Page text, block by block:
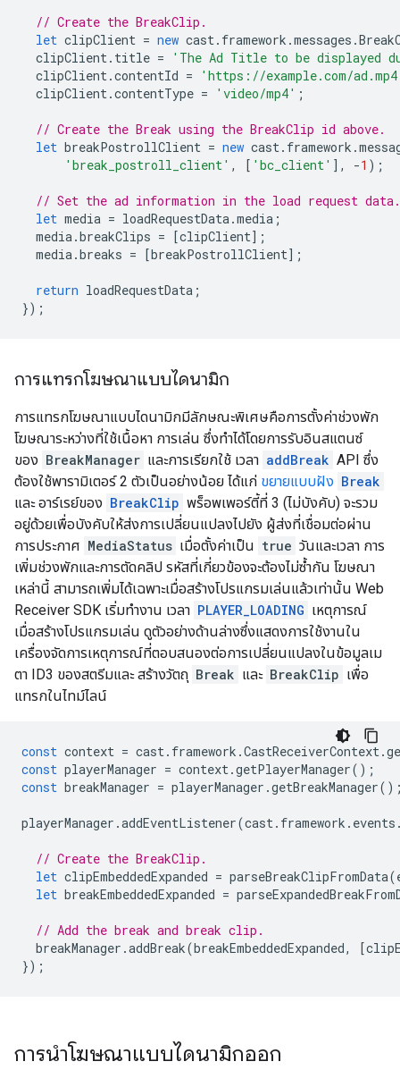
// Create the BreakClip.
let clipClient = new cast. framework .messages .
clipClient. title =
'The Ad Title to be displayed
clipClient.contentId =
'https://example.com/
clipClient.contentType = 'video/mp4' ;
// Create the Break using the BreakClip id above.
let breakPostrollClient = new cast. framework .
'break_postroll_client' , [ 'bc_client' ], -1 );
// Set the ad information in the load request data.
let media = loadRequestData.media ;
media.breakClips = [clipClient];
media.breaks = [breakPostrollClient];
return loadRequestData ;
});
การแทรกโฆษณาแบบไดนามิก
การแทรกโฆษณาแบบไดนามิกมีลักษณะพิเศษคือการตั้งค่าช่วงพัก
โฆษณาระหว่างที่ใช้เนื้อหา การเล่น ซึ่งทำได้โดยการรับอินสแตนซ์
ของ BreakManager และการเรียกใช้ เวลา addBreak API ซึ่ง
ต้องใช้พารามิเตอร์ 2 ตัวเป็นอย่างน้อย ได้แก่ ขยายแบบฝัง Break
และ อาร์เรย์ของ BreakClip พร็อพเพอร์ตี้ที่ 3 (ไม่บังคับ) จะรวม
อยู่ด้วยเพื่อบังคับให้ส่งการเปลี่ยนแปลงไปยัง ผู้ส่งที่เชื่อมต่อผ่าน
การประกาศ MediaStatus เมื่อตั้งค่าเป็น true วันและเวลา การ
เพิ่มช่วงพักและการตัดคลิป รหัสที่เกี่ยวข้องจะต้องไม่ซ้ำกัน โฆษณา
เหล่านี้ สามารถเพิ่มได้เฉพาะเมื่อสร้างโปรแกรมเล่นแล้วเท่านั้น Web
Receiver SDK เริ่มทํางาน เวลา PLAYER_LOADING เหตุการณ์
เมื่อสร้างโปรแกรมเล่น ดูตัวอย่างด้านล่างซึ่งแสดงการใช้งานใน
เครื่องจัดการเหตุการณ์ที่ตอบสนองต่อการเปลี่ยนแปลงในข้อมูลเม
ตา ID3 ของสตรีมและ สร้างวัตถุ Break และ BreakClip เพื่อ
แทรกในไทม์ไลน์
const context = cast. framework .CastReceiverContext.
const playerManager = context.getPlayerManager();
const breakManager = playerManager .getBreakManager
playerManager .addEventListener(cast. framework . events
// Create the BreakClip.
let clipEmbeddedExpanded = parseBreakClipFromData(
let breakEmbeddedExpanded =
// Add the break and break clip.
breakManager .addBreak(breakEmbeddedExpanded, [
});
การนำโฆษณาแบบไดนามิกออก